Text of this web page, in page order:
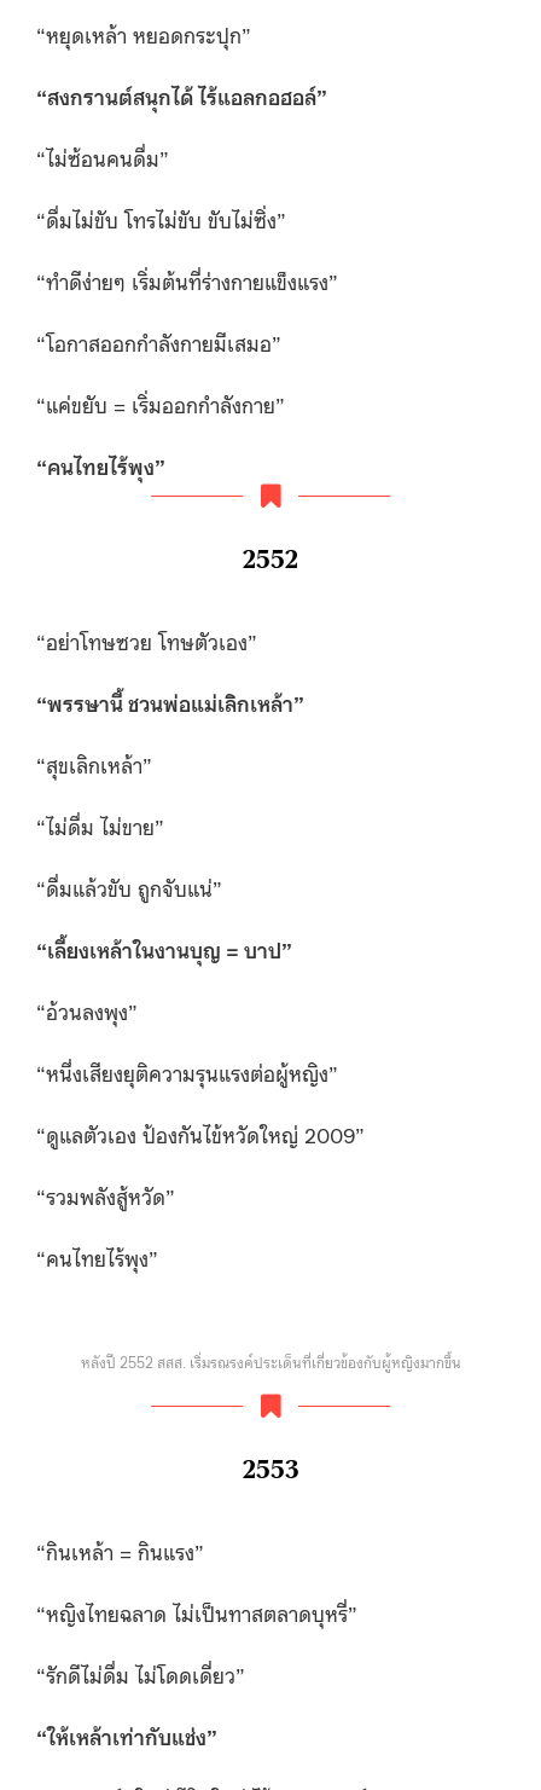
“หยุดเหล้า หยอดกระปุก”
“สงกรานต์สนุกได้ ไร้แอลกอฮอล์”
“ไม่ซ้อนคนดื่ม”
“ดื่มไม่ขับ โทรไม่ขับ ขับไม่ซิ่ง”
“ทำดีง่ายๆ เริ่มต้นที่ร่างกายแข็งแรง”
“โอกาสออกกำลังกายมีเสมอ”
“แค่ขยับ = เริ่มออกกำลังกาย”
“คนไทยไร้พุง”
2552
“อย่าโทษซวย โทษตัวเอง”
“พรรษานี้ ชวนพ่อแม่เลิกเหล้า”
“สุขเลิกเหล้า”
“ไม่ดื่ม ไม่ขาย”
“ดื่มแล้วขับ ถูกจับแน่”
“เลี้ยงเหล้าในงานบุญ = บาป”
“อ้วนลงพุง”
“หนึ่งเสียงยุติความรุนแรงต่อผู้หญิง”
“ดูแลตัวเอง ป้องกันไข้หวัดใหญ่ 2009”
“รวมพลังสู้หวัด”
“คนไทยไร้พุง”
หลังปี 2552 สสส. เริ่มรณรงค์ประเด็นที่เกี่ยวข้องกับผู้หญิงมากขึ้น
2553
“กินเหล้า = กินแรง”
“หญิงไทยฉลาด ไม่เป็นทาสตลาดบุหรี่”
“รักดีไม่ดื่ม ไม่โดดเดี่ยว”
“ให้เหล้าเท่ากับแช่ง”